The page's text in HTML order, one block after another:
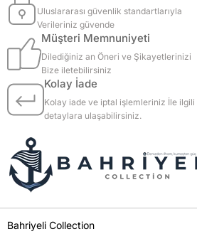
Uluslararası güvenlik standartlarıyla
Verileriniz güvende
Müşteri Memnuniyeti
Dilediğiniz an Öneri ve Şikayetlerinizi
Bize iletebilirsiniz
Kolay İade
Kolay iade ve iptal işlemleriniz İle ilgili
detaylara ulaşabilirsiniz.
Bahriyeli Collection